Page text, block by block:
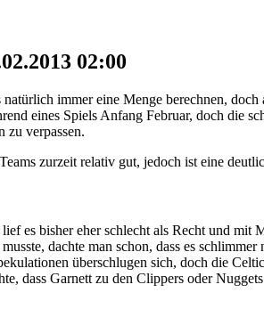
02:00
immer eine Menge berechnen,
eines Spiels Anfang Februar, doch die
zu verpassen.
zurzeit relativ gut, jedoch ist eine
es bisher eher schlecht als Recht und
dachte man schon, dass es
überschlugen sich, doch die
dass Garnett zu den Clippers oder